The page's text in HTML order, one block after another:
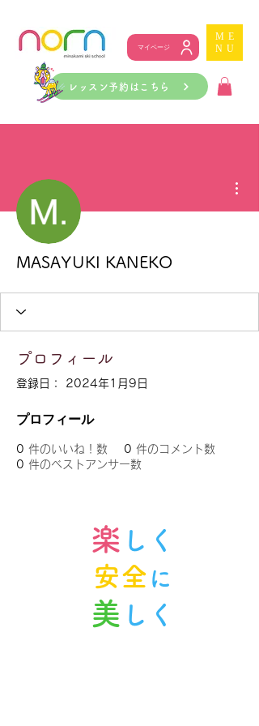
マイページ
ME
NU
レッスン予約はこちら
MASAYUKI KANEKO
プロフィール
登録日： 2024年1月9日
プロフィール
0 件のいいね！数 0 件のコメント数
0 件のベストアンサー数
楽 しく
安全 に
美 しく